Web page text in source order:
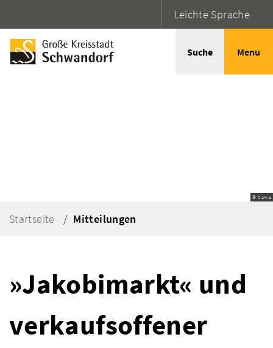
Leichte Sprache
Suche Menu
© Canva
Startseite Mitteilungen
»Jakobimarkt« und
verkaufsoffener